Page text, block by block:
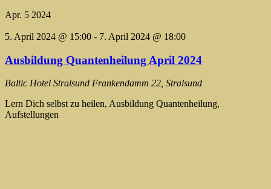
Apr. 5 2024
5. April 2024 @ 15:00 - 7. April 2024 @ 18:00
Ausbildung Quantenheilung April 2024
Baltic Hotel Stralsund Frankendamm 22, Stralsund
Lern Dich selbst zu heilen, Ausbildung Quantenheilung,
Aufstellungen